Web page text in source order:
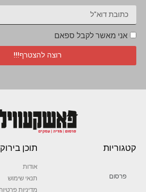
אני מאשר לקבל ספאם
רוצה להצטרף!!!
קטגוריות
פרסום
תוכן
אודות
תנאי שימוש
מדיניות